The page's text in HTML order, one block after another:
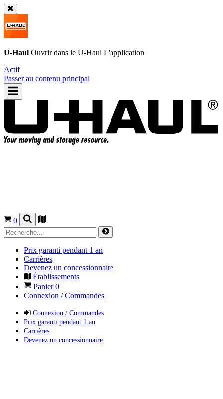
U-Haul Ouvrir dans le U-Haul L'application
Actif
Passer au contenu principal
0
Prix garanti pendant 1 an
Carrières
Devenez un concessionnaire
Établissements
Panier0
Connexion / Commandes
Connexion / Commandes
Prix garanti pendant 1 an
Carrières
Devenez un concessionnaire